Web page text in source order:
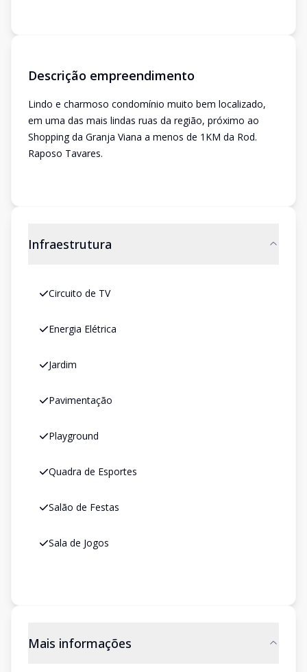
Descrição empreendimento
Lindo e charmoso condomínio muito bem localizado,
em uma das mais lindas ruas da região, próximo ao
Shopping da Granja Viana a menos de 1KM da Rod.
Raposo Tavares.
Infraestrutura
Circuito de TV
Energia Elétrica
Jardim
Pavimentação
Playground
Quadra de Esportes
Salão de Festas
Sala de Jogos
Mais informações